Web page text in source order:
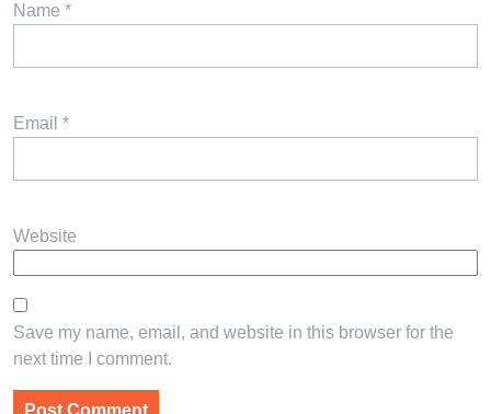
Name *
Email *
Website
Save my name, email, and website in this browser for the
next time I comment.